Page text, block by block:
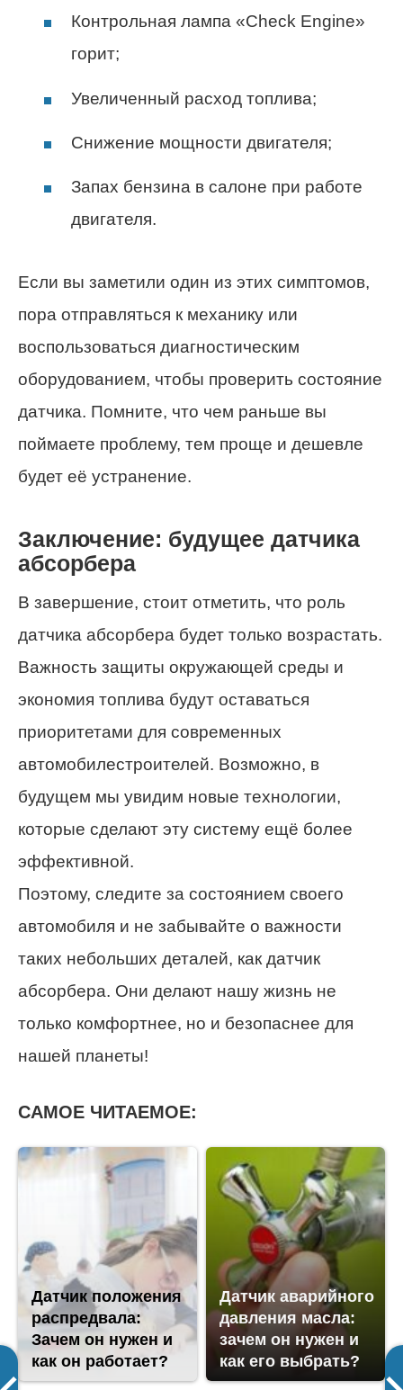
Контрольная лампа «Check Engine»
горит;
Увеличенный расход топлива;
Снижение мощности двигателя;
Запах бензина в салоне при работе
двигателя.
Если вы заметили один из этих симптомов,
пора отправляться к механику или
воспользоваться диагностическим
оборудованием, чтобы проверить состояние
датчика. Помните, что чем раньше вы
поймаете проблему, тем проще и дешевле
будет её устранение.
Заключение: будущее датчика
абсорбера
В завершение, стоит отметить, что роль
датчика абсорбера будет только возрастать.
Важность защиты окружающей среды и
экономия топлива будут оставаться
приоритетами для современных
автомобилестроителей. Возможно, в
будущем мы увидим новые технологии,
которые сделают эту систему ещё более
эффективной.
Поэтому, следите за состоянием своего
автомобиля и не забывайте о важности
таких небольших деталей, как датчик
абсорбера. Они делают нашу жизнь не
только комфортнее, но и безопаснее для
нашей планеты!
САМОЕ ЧИТАЕМОЕ:
Датчик положения
распредвала:
Зачем он нужен и
как он работает?
Датчик аварийного
давления масла:
зачем он нужен и
как его выбрать?